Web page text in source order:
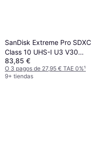
SanDisk Extreme Pro SDXC
Class 10 UHS-I U3 V30
200/140MB/s 256GB
83,85 €
O 3 pagos de 27,95 € TAE 0%¹
9+ tiendas